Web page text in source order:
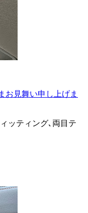
お見舞い申し上げま
ッティング､両目テ